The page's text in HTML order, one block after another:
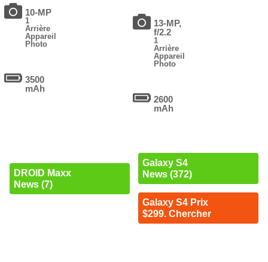
10-MP
1
Arrière
Appareil
Photo
3500
mAh
DROID Maxx
News (7)
13-MP,
f/2.2
1
Arrière
Appareil
Photo
2600
mAh
Galaxy S4
News (372)
Galaxy S4 Prix
$299. Chercher